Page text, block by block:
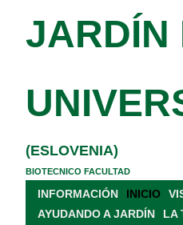
JARDÍN
(ESLOVENIA)
BIOTECNICO FACULTAD
INFORMACIÓN INICIO
AYUDANDO A JARDÍN
LA